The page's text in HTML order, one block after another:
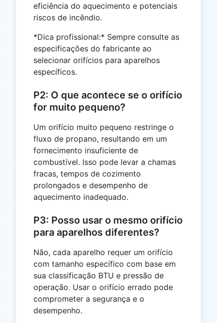
eficiência do aquecimento e potenciais
riscos de incêndio.
*Dica profissional:* Sempre consulte as
especificações do fabricante ao
selecionar orifícios para aparelhos
específicos.
P2: O que acontece se o orifício
for muito pequeno?
Um orifício muito pequeno restringe o
fluxo de propano, resultando em um
fornecimento insuficiente de
combustível. Isso pode levar a chamas
fracas, tempos de cozimento
prolongados e desempenho de
aquecimento inadequado.
P3: Posso usar o mesmo orifício
para aparelhos diferentes?
Não, cada aparelho requer um orifício
com tamanho específico com base em
sua classificação BTU e pressão de
operação. Usar o orifício errado pode
comprometer a segurança e o
desempenho.